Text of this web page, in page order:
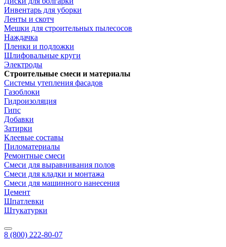
Инвентарь для уборки
Ленты и скотч
Мешки для строительных пылесосов
Наждачка
Пленки и подложки
Шлифовальные круги
Электроды
Строительные смеси и материалы
Системы утепления фасадов
Газоблоки
Гидроизоляция
Гипс
Добавки
Затирки
Клеевые составы
Пиломатериалы
Ремонтные смеси
Смеси для выравнивания полов
Смеси для кладки и монтажа
Смеси для машинного нанесения
Цемент
Шпатлевки
Штукатурки
8 (800) 222-80-07